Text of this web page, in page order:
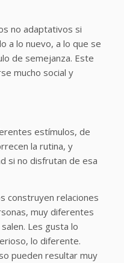
no adaptativos si
a lo nuevo, a lo que se
de semejanza. Este
mucho social y
estímulos, de
la rutina, y
si no disfrutan de esa
construyen relaciones
muy diferentes
Les gusta lo
lo diferente.
pueden resultar muy